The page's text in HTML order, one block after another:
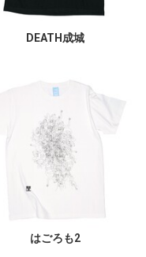
DEATH成城
はごろも2